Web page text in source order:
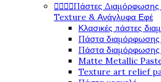
Πάστες
Texture & Ανάγλυφα Εφέ
Κλασικές πάστες
Πάστα διαμόρφωσης
Πάστα διαμόρφωσης
Matte Metallic
Texture art relief